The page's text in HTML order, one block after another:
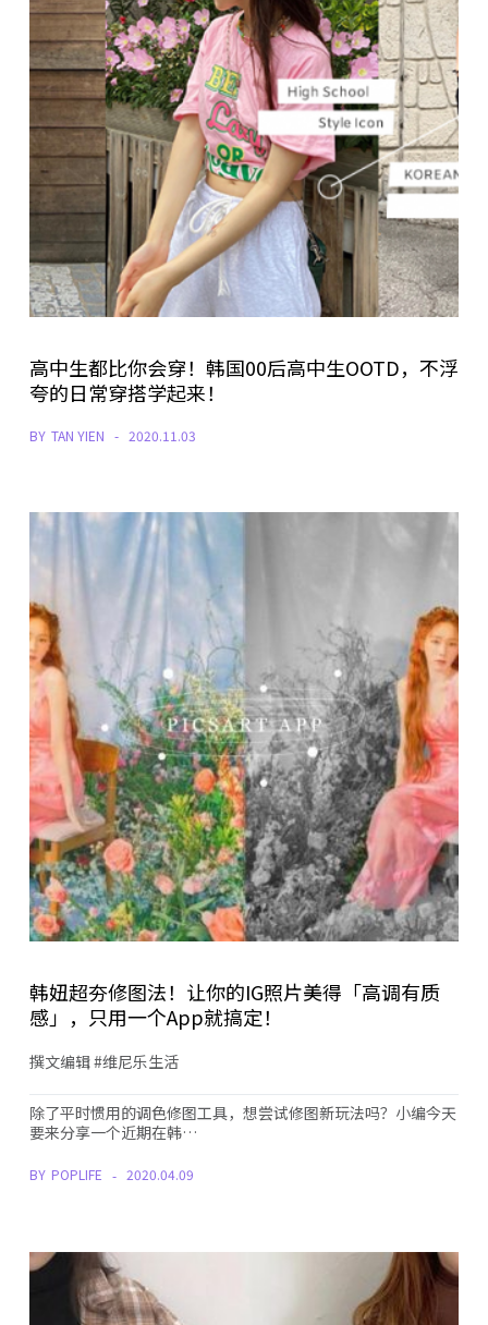
高中生都比你会穿！韩国00后高中生OOTD，不浮
夸的日常穿搭学起来！
BY TAN YIEN 2020.11.03
韩妞超夯修图法！让你的IG照片美得「高调有质
感」，只用一个App就搞定！
撰文编辑 #维尼乐生活
除了平时惯用的调色修图工具，想尝试修图新玩法吗？小编今天
要来分享一个近期在韩…
BY POPLIFE 2020.04.09